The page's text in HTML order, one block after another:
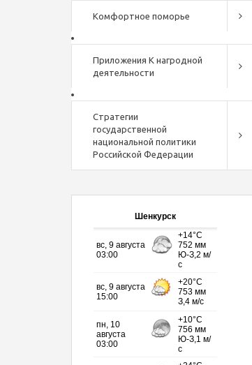
Комфортное поморье
Приложения К нагродной
деятельности
Стратегии
государственной
национальной политики
Российской Федерации
Шенкурск